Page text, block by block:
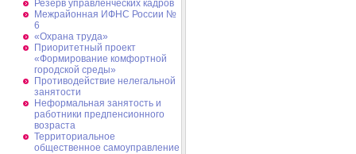
Резерв управленческих кадров
Межрайонная ИФНС России №
6
«Охрана труда»
Приоритетный проект
«Формирование комфортной
городской среды»
Противодействие нелегальной
занятости
Неформальная занятость и
работники предпенсионного
возраста
Территориальное
общественное самоуправление